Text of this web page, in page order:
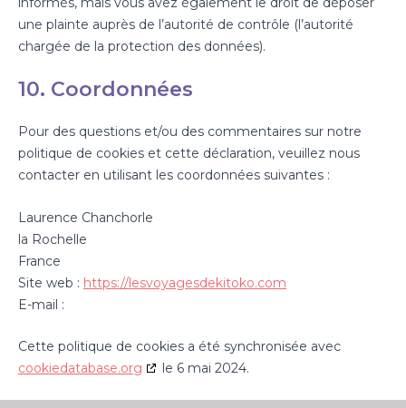
une plainte auprès de l’autorité de contrôle (l’autorité
chargée de la protection des données).
10. Coordonnées
Pour des questions et/ou des commentaires sur notre
politique de cookies et cette déclaration, veuillez nous
contacter en utilisant les coordonnées suivantes :
Laurence Chanchorle
la Rochelle
France
Site web : https://lesvoyagesdekitoko.com
E-mail :
Cette politique de cookies a été synchronisée avec
cookiedatabase.org
le 6 mai 2024.